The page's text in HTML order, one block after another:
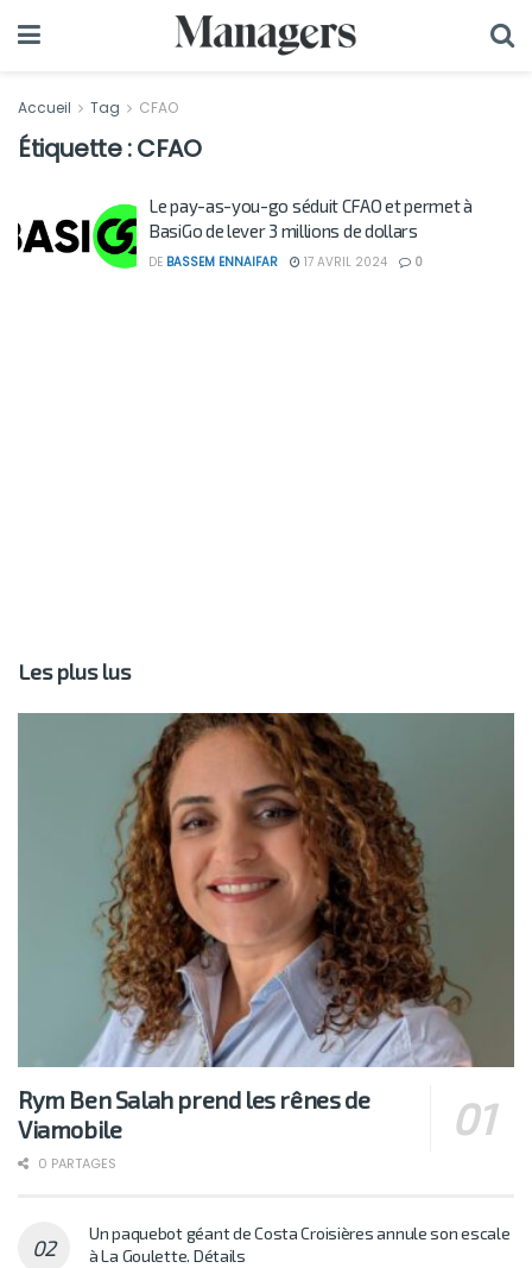
Accueil Tag CFAO
Étiquette :CFAO
Le pay-as-you-go séduit CFAO et permet à
BasiGo de lever 3 millions de dollars
DE BASSEM ENNAIFAR 17 AVRIL 2024 0
Les plus lus
Rym Ben Salah prend les rênes de
Viamobile
0 PARTAGES
Un paquebot géant de Costa Croisières annule son escale
à La Goulette. Détails